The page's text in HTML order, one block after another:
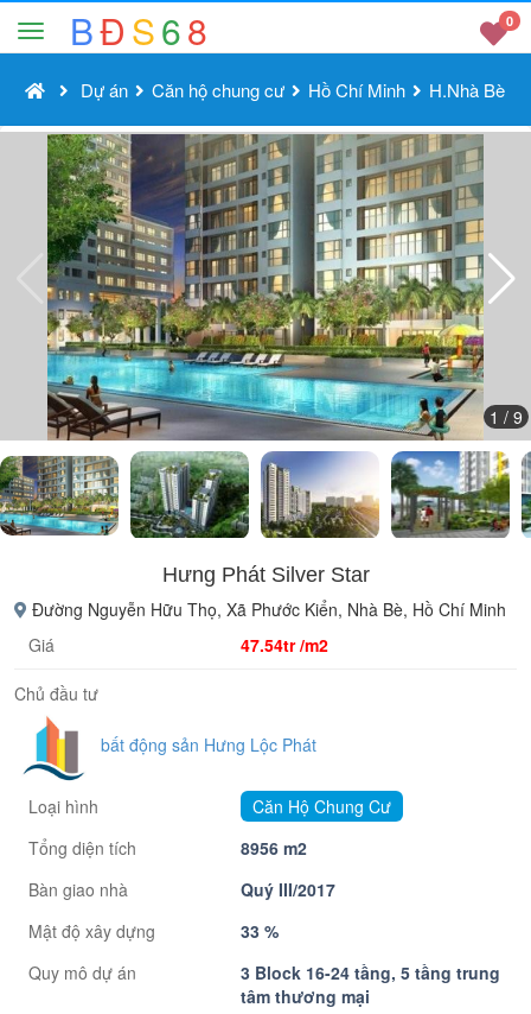
BĐS68 0
Dự án Căn hộ chung cư Hồ Chí Minh H.Nhà Bè
1 / 9
Hưng Phát Silver Star
Đường Nguyễn Hữu Thọ, Xã Phước Kiển, Nhà Bè, Hồ Chí Minh
Giá
47.54tr /m2
Chủ đầu tư
bất động sản Hưng Lộc Phát
Loại hình
Căn Hộ Chung Cư
Tổng diện tích
8956 m2
Bàn giao nhà
Quý III/2017
Mật độ xây dựng
33 %
Quy mô dự án
3 Block 16-24 tầng, 5 tầng trung
tâm thương mại